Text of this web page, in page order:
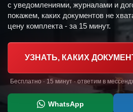
с уведомлениями, журналами и
покажем, каких документов не
цену комплекта - за 15 минут.
УЗНАТЬ, КАКИХ
Бесплатно · 15 минут · ответим в
WhatsApp